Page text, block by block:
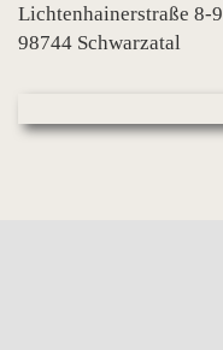
Lichtenhainerstraße 8-9
98744 Schwarzatal